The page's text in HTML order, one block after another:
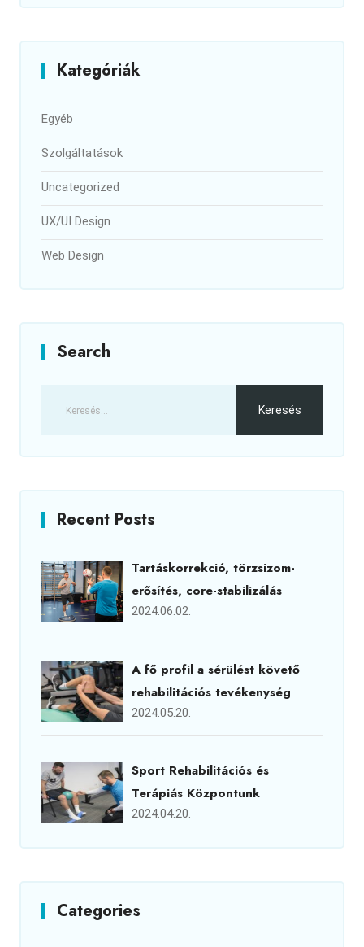
Kategóriák
Egyéb
Szolgáltatások
Uncategorized
UX/UI Design
Web Design
Search
Recent Posts
Tartáskorrekció, törzsizom-
erősítés, core-stabilizálás
2024.06.02.
A fő profil a sérülést követő
rehabilitációs tevékenység
2024.05.20.
Sport Rehabilitációs és
Terápiás Központunk
2024.04.20.
Categories